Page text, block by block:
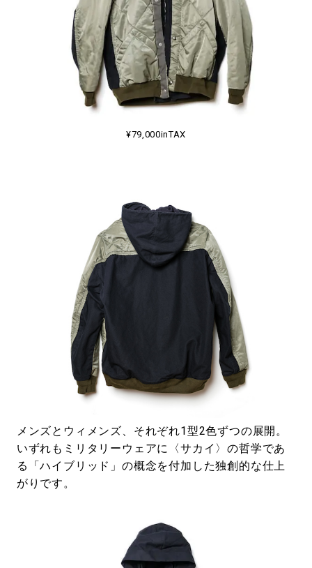
¥79,000inTAX
メンズとウィメンズ、それぞれ1型2色ずつの展開。
いずれもミリタリーウェアに〈サカイ〉の哲学であ
る「ハイブリッド」の概念を付加した独創的な仕上
がりです。